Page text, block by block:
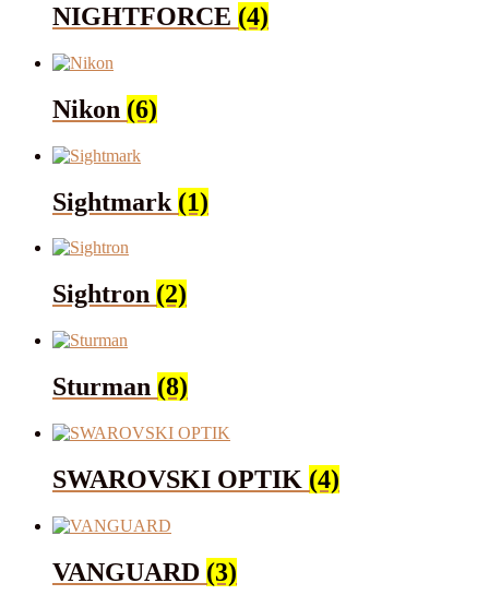
NIGHTFORCE (4)
Nikon (6)
Sightmark (1)
Sightron (2)
Sturman (8)
SWAROVSKI OPTIK (4)
VANGUARD (3)